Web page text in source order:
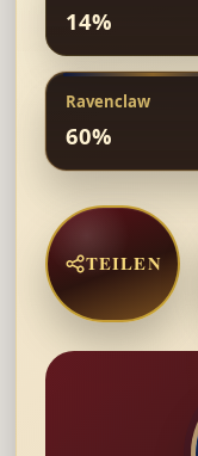
14%
Ravenclaw
60%
TEILEN